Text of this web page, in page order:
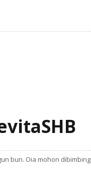
bun. Oia mohon